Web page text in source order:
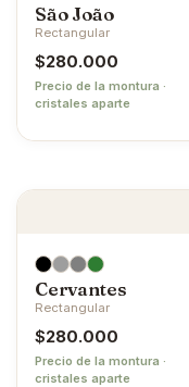
São João
Rectangular
$280.000
Precio de la montura ·
cristales aparte
Cervantes
Rectangular
$280.000
Precio de la montura ·
cristales aparte